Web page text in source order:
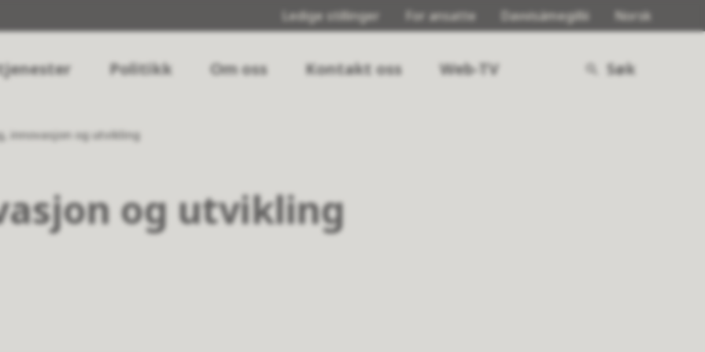
Ledige stillinger For ansatte Davvisámegillii Norsk
Politikk Om oss Kontakt oss Web-TV Søk
innovasjon og utvikling
og utvikling